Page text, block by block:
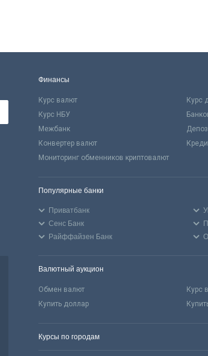
Финансы
Курс валют Курс
Курс НБУ
Межбанк
Конвертер валют
Мониторинг обменников криптовалют
Популярные банки
Приватбанк
Сенс Банк
Райффайзен Банк
Валютный аукцион
Обмен валют Курс
Купить доллар
Курсы по городам